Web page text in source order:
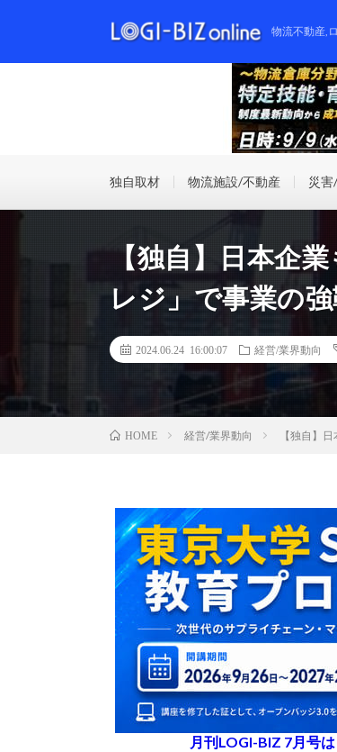
物流不動産,
独自取材 物流施設/不動産 災
【独自】日本企
レジ」で事業の
2024.06.24 16:00:07 経営/業界動向
HOME 経営/業界動向 【独自】
月刊LOGI-BIZ 7月号